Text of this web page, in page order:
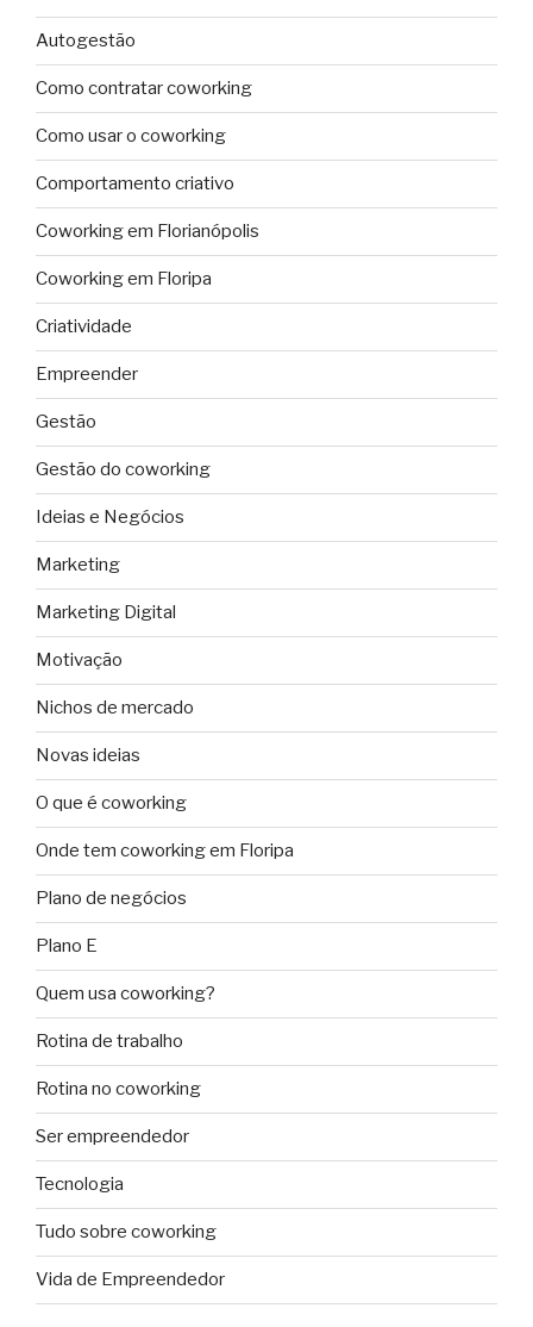
Autogestão
Como contratar coworking
Como usar o coworking
Comportamento criativo
Coworking em Florianópolis
Coworking em Floripa
Criatividade
Empreender
Gestão
Gestão do coworking
Ideias e Negócios
Marketing
Marketing Digital
Motivação
Nichos de mercado
Novas ideias
O que é coworking
Onde tem coworking em Floripa
Plano de negócios
Plano E
Quem usa coworking?
Rotina de trabalho
Rotina no coworking
Ser empreendedor
Tecnologia
Tudo sobre coworking
Vida de Empreendedor